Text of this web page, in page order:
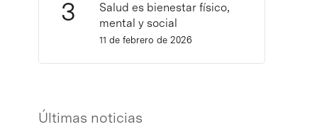
Salud es bienestar físico,
mental y social
11 de febrero de 2026
Últimas noticias